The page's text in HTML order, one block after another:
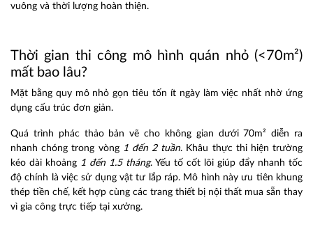
vuông và thời lượng hoàn thiện.
Thời gian thi công mô hình quán nhỏ (<70m²)
mất bao lâu?
Mặt bằng quy mô nhỏ gọn tiêu tốn ít ngày làm việc nhất nhờ ứng
dụng cấu trúc đơn giản.
Quá trình phác thảo bản vẽ cho không gian dưới 70m² diễn ra
nhanh chóng trong vòng 1 đến 2 tuần. Khâu thực thi hiện trường
kéo dài khoảng 1 đến 1.5 tháng. Yếu tố cốt lõi giúp đẩy nhanh tốc
độ chính là việc sử dụng vật tư lắp ráp. Mô hình này ưu tiên khung
thép tiền chế, kết hợp cùng các trang thiết bị nội thất mua sẵn thay
vì gia công trực tiếp tại xưởng.